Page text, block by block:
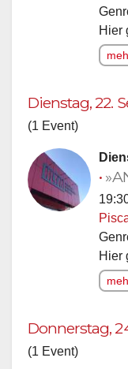
Hier
Dienstag, 22.
(1 Event)
•
Hier
Donnerstag,
(1 Event)